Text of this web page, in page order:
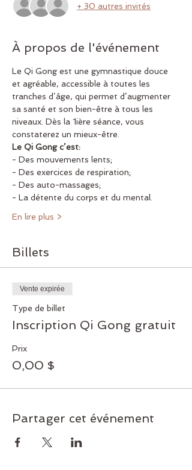
+ 30 autres invités
À propos de l'événement
Le Qi Gong est une gymnastique douce
et agréable, accessible à toutes les
tranches d’âge, qui permet d’augmenter
sa santé et son bien-être à tous les
niveaux. Dès la 1ière séance, vous
constaterez un mieux-être.
Le Qi Gong c’est:
- Des mouvements lents;
- Des exercices de respiration;
- Des auto-massages;
- La détente du corps et du mental.
En lire plus >
Billets
Vente expirée
Type de billet
Inscription Qi Gong gratuit
Prix
0,00 $
Partager cet événement